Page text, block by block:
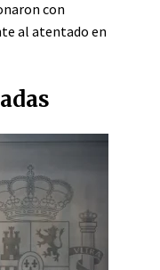
con
al atentado en